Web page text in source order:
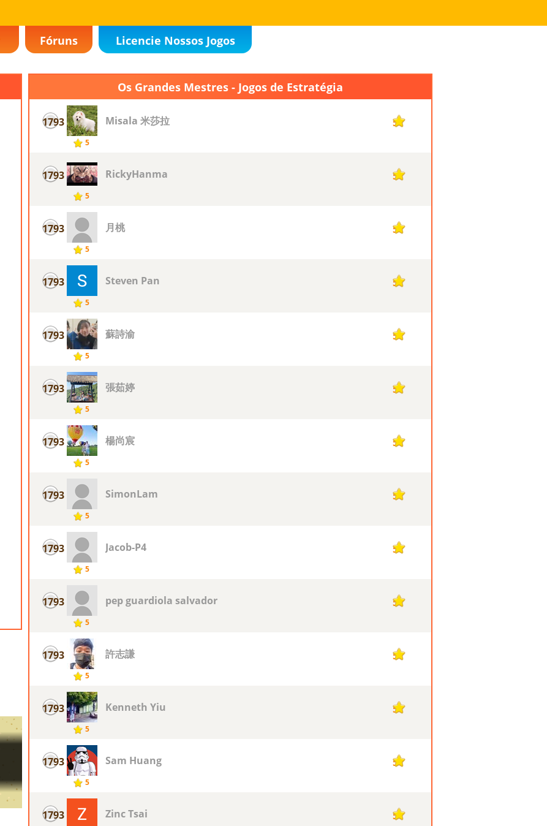
Fóruns Licencie Nossos Jogos
Os Grandes Mestres - Jogos de Estratégia
1793
5
Misala 米莎拉 5
1793
5
RickyHanma 5
1793
5
月桃 5
1793
5
Steven Pan 5
1793
5
蘇詩渝 5
1793
5
張茹婷 5
1793
5
楊尚宸 5
1793
5
SimonLam 5
1793
5
Jacob-P4 5
1793
5
pep guardiola salvador 5
1793
5
許志謙 5
1793
5
Kenneth Yiu 5
1793
5
Sam Huang 5
1793 Zinc Tsai 5